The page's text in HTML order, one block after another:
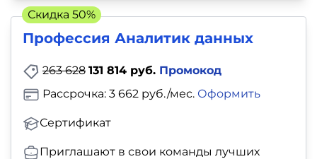
Профессия Аналитик данных
263 628 131 814 руб. Промокод
Сертификат
Рассрочка: 3 662 руб./мес. Оформить
Приглашают в свои команды лучших
Скидка 50%